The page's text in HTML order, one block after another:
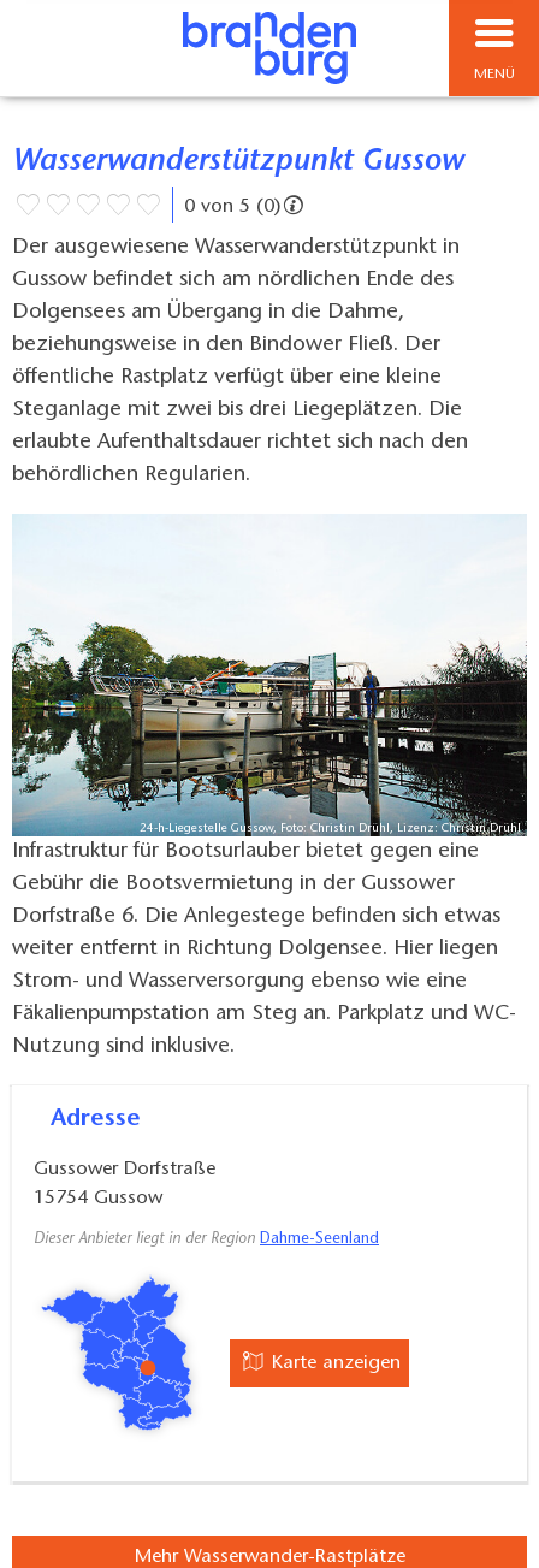
MENÜ
Wasserwanderstützpunkt Gussow
0 von 5 (0)
Der ausgewiesene Wasserwanderstützpunkt in
Gussow befindet sich am nördlichen Ende des
Dolgensees am Übergang in die Dahme,
beziehungsweise in den Bindower Fließ. Der
öffentliche Rastplatz verfügt über eine kleine
Steganlage mit zwei bis drei Liegeplätzen. Die
erlaubte Aufenthaltsdauer richtet sich nach den
behördlichen Regularien.
24-h-Liegestelle Gussow, Foto: Christin Drühl, Lizenz: Christin Drühl
Infrastruktur für Bootsurlauber bietet gegen eine
Gebühr die Bootsvermietung in der Gussower
Dorfstraße 6. Die Anlegestege befinden sich etwas
weiter entfernt in Richtung Dolgensee. Hier liegen
Strom- und Wasserversorgung ebenso wie eine
Fäkalienpumpstation am Steg an. Parkplatz und WC-
Nutzung sind inklusive.
Adresse
Gussower Dorfstraße
15754 Gussow
Dieser Anbieter liegt in der Region Dahme-Seenland
Karte anzeigen
Mehr Wasserwander-Rastplätze